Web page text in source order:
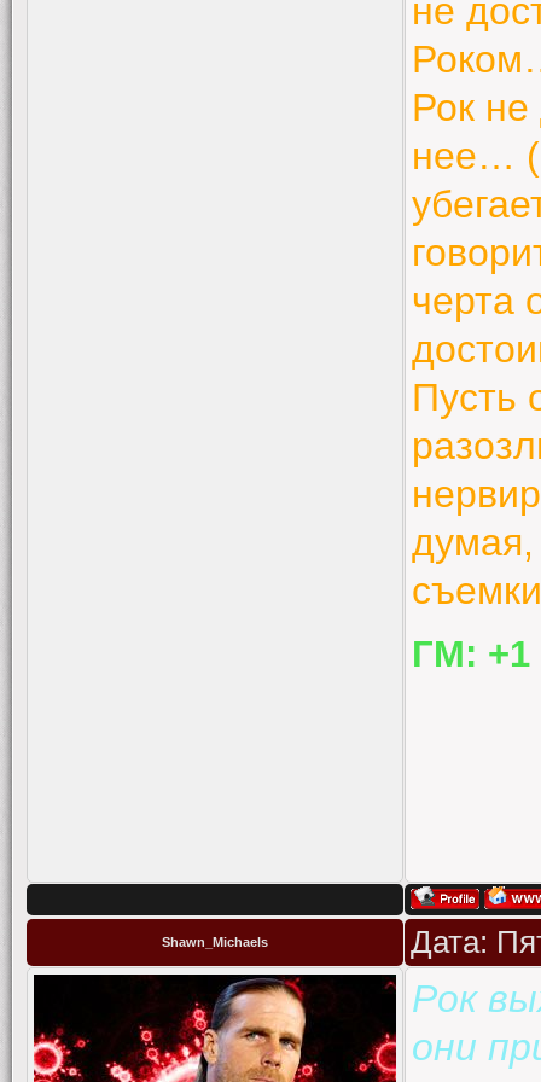
не
Рок не
нее…
черта
Пусть
ГМ: +1
Shawn_Michaels Дата:
Рок
они